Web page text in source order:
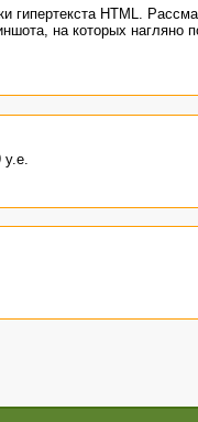
гипертекста HTML.
на которых нагляно